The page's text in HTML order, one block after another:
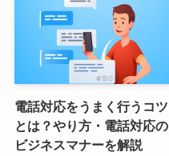
電話対応をうまく行うコツ
とは？やり方・電話対応の
ビジネスマナーを解説